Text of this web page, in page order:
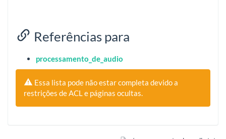
Referências para
processamento_de_audio
Essa lista pode não estar completa devido a
restrições de ACL e páginas ocultas.